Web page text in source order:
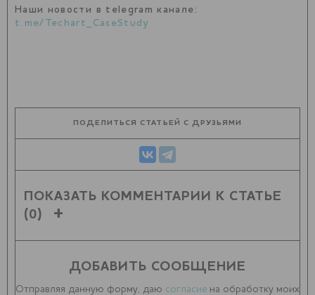
Наши новости в telegram канале:
t.me/Techart_CaseStudy
ПОДЕЛИТЬСЯ СТАТЬЕЙ С ДРУЗЬЯМИ
ПОКАЗАТЬ КОММЕНТАРИИ К СТАТЬЕ
(0)
ДОБАВИТЬ СООБЩЕНИЕ
Отправляя данную форму, даю согласие на обработку моих